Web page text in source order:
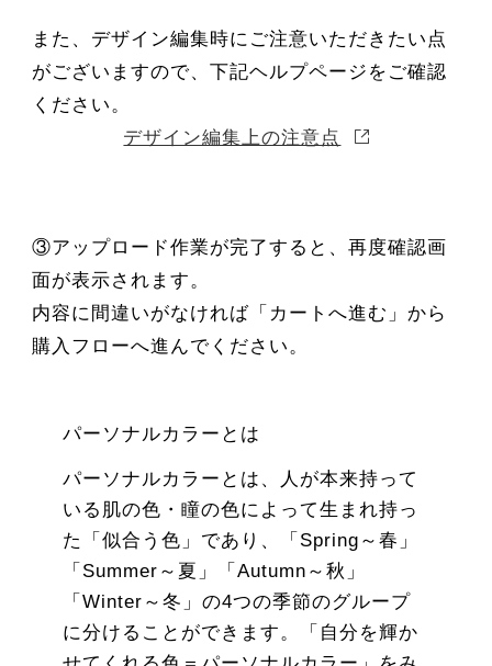
また、デザイン編集時にご注意いただきたい点
がございますので、下記ヘルプページをご確認
ください。
デザイン編集上の注意点
③アップロード作業が完了すると、再度確認画
面が表示されます。
内容に間違いがなければ「カートへ進む」から
購入フローへ進んでください。
パーソナルカラーとは
パーソナルカラーとは、人が本来持って
いる肌の色・瞳の色によって生まれ持っ
た「似合う色」であり、「Spring～春」
「Summer～夏」「Autumn～秋」
「Winter～冬」の4つの季節のグループ
に分けることができます。「自分を輝か